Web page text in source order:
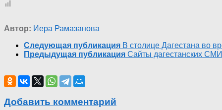
Автор: Иера Рамазанова
Следующая публикация В столице Дагестана во
Предыдущая публикация Сайты дагестанских СМИ
Добавить комментарий